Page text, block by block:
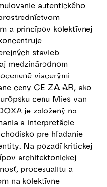
autentického
a princípov kolektívnej
stavieb
medzinárodnom
viacerými
ceny CE ZA AR, ako
cenu Mies van
je založený na
a interpretácie
pre hľadanie
Na pozadí kritickej
architektonickej
procesualitu a
na kolektívne